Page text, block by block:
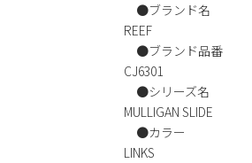
●ブランド名
REEF
●ブランド品番
CJ6301
●シリーズ名
MULLIGAN SLIDE
●カラー
LINKS